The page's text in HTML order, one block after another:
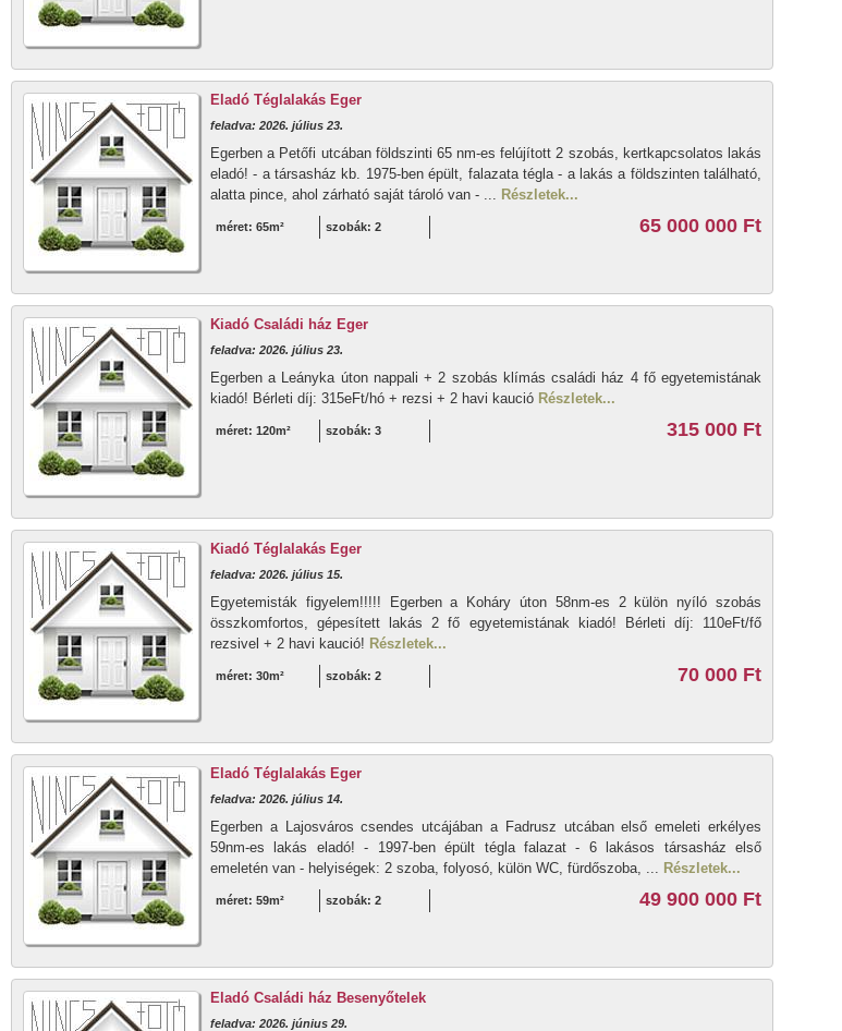
Eladó Téglalakás Eger
feladva: 2026. július 23.
Egerben a Petőfi utcában földszinti 65 nm-es felújított 2 szobás, kertkapcsolatos lakás
eladó! - a társasház kb. 1975-ben épült, falazata tégla - a lakás a földszinten található,
alatta pince, ahol zárható saját tároló van - ... Részletek...
méret: 65m² szobák: 2 65 000 000 Ft
Kiadó Családi ház Eger
feladva: 2026. július 23.
Egerben a Leányka úton nappali + 2 szobás klímás családi ház 4 fő egyetemistának
kiadó! Bérleti díj: 315eFt/hó + rezsi + 2 havi kaució Részletek...
méret: 120m² szobák: 3 315 000 Ft
Kiadó Téglalakás Eger
feladva: 2026. július 15.
Egyetemisták figyelem!!!!! Egerben a Koháry úton 58nm-es 2 külön nyíló szobás
összkomfortos, gépesített lakás 2 fő egyetemistának kiadó! Bérleti díj: 110eFt/fő
rezsivel + 2 havi kaució! Részletek...
méret: 30m² szobák: 2 70 000 Ft
Eladó Téglalakás Eger
feladva: 2026. július 14.
Egerben a Lajosváros csendes utcájában a Fadrusz utcában első emeleti erkélyes
59nm-es lakás eladó! - 1997-ben épült tégla falazat - 6 lakásos társasház első
emeletén van - helyiségek: 2 szoba, folyosó, külön WC, fürdőszoba, ... Részletek...
méret: 59m² szobák: 2 49 900 000 Ft
Eladó Családi ház Besenyőtelek
feladva: 2026. június 29.